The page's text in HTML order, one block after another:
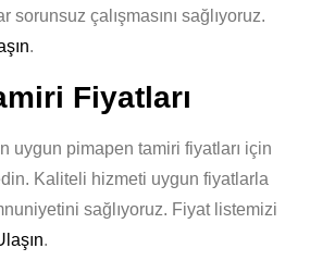
sorunsuz çalışmasını sağlıyoruz.
.
Fiyatları
uygun pimapen tamiri fiyatları için
Kaliteli hizmeti uygun fiyatlarla
sağlıyoruz. Fiyat listemizi
.